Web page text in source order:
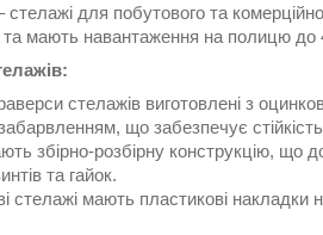
стелажі для побутового та
та мають навантаження на полицю
стелажів виготовлені з
що забезпечує стійкість
збірно-розбірну конструкцію, що
та гайок.
стелажі мають пластикові накладки